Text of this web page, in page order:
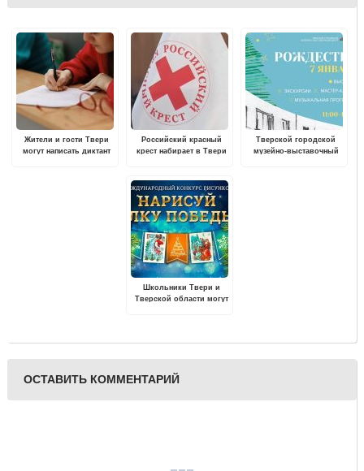
Жители и гости Твери
могут написать диктант
Российский красный
крест набирает в Твери
программе "Первая
помощь"
Тверской городской
музейно-выставочный
Школьники Твери и
Тверской области могут
открыток
ОСТАВИТЬ КОММЕНТАРИЙ